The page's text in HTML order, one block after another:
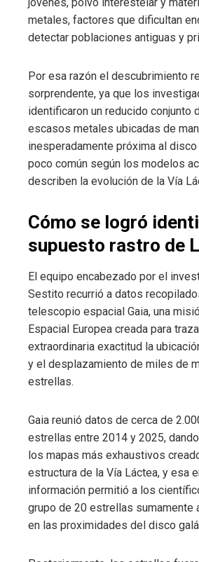
metales, factores que dificultan
detectar poblaciones antiguas y
Por esa razón el descubrimiento
sorprendente, ya que los
identificaron un reducido conjunto
escasos metales ubicadas de
inesperadamente próxima al
poco común según los modelos
describen la evolución de la Vía
Cómo se logró
supuesto rastro de
El equipo encabezado por el
Sestito recurrió a datos
telescopio espacial Gaia, una
Espacial Europea creada para
extraordinaria exactitud la
y el desplazamiento de miles de
estrellas.
Gaia reunió datos de cerca de
estrellas entre 2014 y 2025,
los mapas más exhaustivos
estructura de la Vía Láctea, y esa
información permitió a los
grupo de 20 estrellas sumamente
en las proximidades del disco